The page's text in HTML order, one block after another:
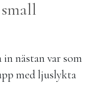
nästan var som
med ljuslykta